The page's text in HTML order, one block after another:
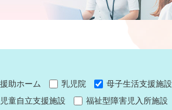
助ホーム 乳児院
母子生活支援施設
児童自立支援施設
福祉型障害児入所施設